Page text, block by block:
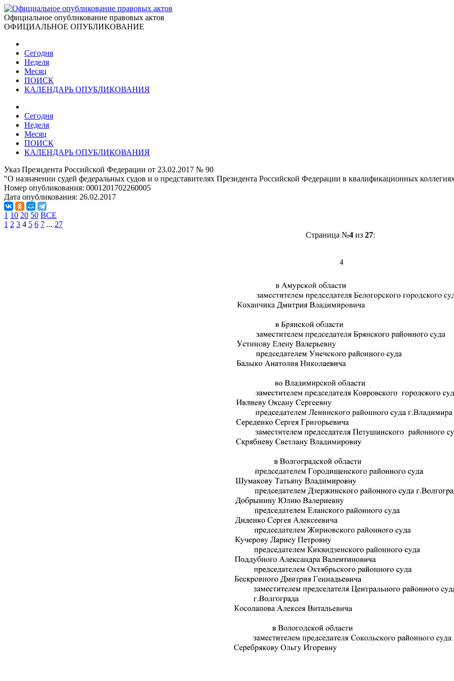
Официальное опубликование правовых актов
ОФИЦИАЛЬНОЕ ОПУБЛИКОВАНИЕ
Сегодня
Неделя
Месяц
ПОИСК
КАЛЕНДАРЬ ОПУБЛИКОВАНИЯ
Сегодня
Неделя
Месяц
ПОИСК
КАЛЕНДАРЬ ОПУБЛИКОВАНИЯ
Указ Президента Российской Федерации от 23.02.2017 № 90
"О назначении судей федеральных судов и о представителях Президента Российской Федерации в квалификационных
Номер опубликования: 0001201702260005
Дата опубликования: 26.02.2017
1 10 20 50 ВСЕ
1 2 3 4 5 6 7 ... 27
Страница №4из 27: